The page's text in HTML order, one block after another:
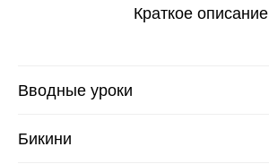
Краткое описание
Вводные уроки
Бикини